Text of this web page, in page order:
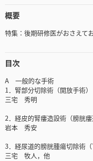
概要
特集：後期研修医がおさえて
目次
A 一般的な手術
1．腎部分切除術（開放手術）
三宅 秀明
2．経皮的腎瘻造設術（膀胱瘻
岩本 秀安
3．経尿道的膀胱腫瘍切除術（
三宅 牧人，他